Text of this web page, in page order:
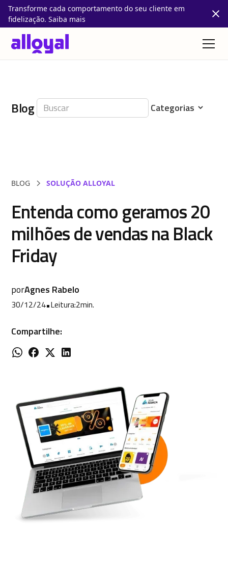
Transforme cada comportamento do seu cliente em
fidelização. Saiba mais
Blog
BLOG SOLUÇÃO ALLOYAL
Entenda como geramos 20
milhões de vendas na Black
Friday
porAgnes Rabelo
30/12/24•Leitura:2min.
Compartilhe: